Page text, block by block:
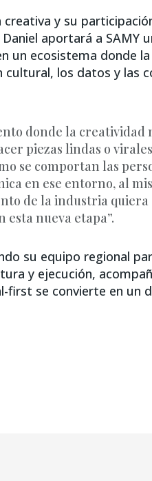
y su
aportará a SAMY
un ecosistema donde
cultural, los datos y las
donde la creatividad
piezas lindas o
se comportan las
en ese entorno, al
de la industria quiera
nueva etapa”.
su equipo regional
y ejecución,
first se convierte en un